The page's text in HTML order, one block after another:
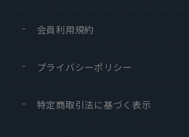
会員利用規約
プライバシーポリシー
特定商取引法に基づく表示